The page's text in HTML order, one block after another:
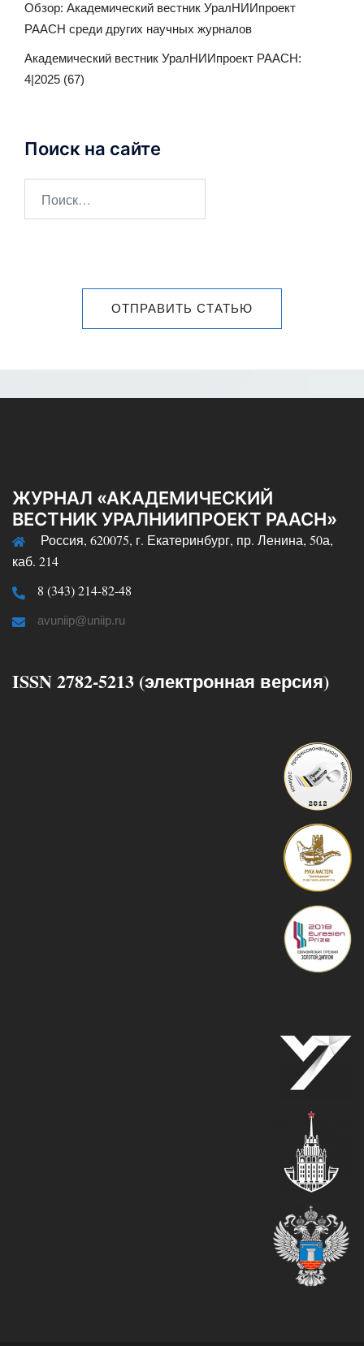
Обзор: Академический вестник УралНИИпроект
РААСН среди других научных журналов
Академический вестник УралНИИпроект РААСН:
4|2025 (67)
Поиск на сайте
ОТПРАВИТЬ СТАТЬЮ
ЖУРНАЛ «АКАДЕМИЧЕСКИЙ
ВЕСТНИК УРАЛНИИПРОЕКТ РААСН»
Россия, 620075, г. Екатеринбург, пр. Ленина, 50а,
каб. 214
8 (343) 214-82-48
avuniip@uniip.ru
ISSN 2782-5213 (электронная версия)